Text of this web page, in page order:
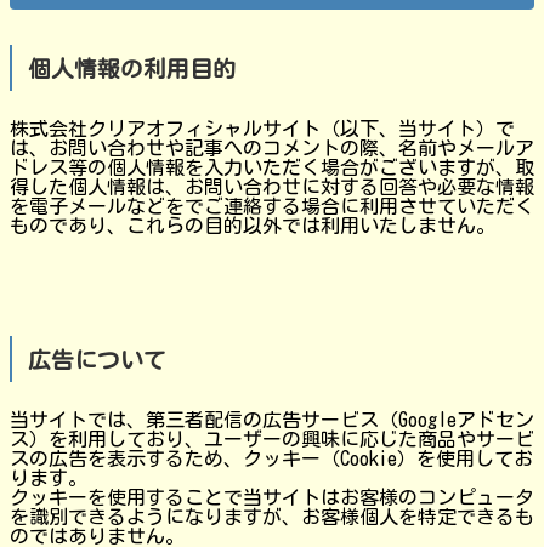
個人情報の利用目的
株式会社クリアオフィシャルサイト（以下、当サイト）で
は、お問い合わせや記事へのコメントの際、名前やメールア
ドレス等の個人情報を入力いただく場合がございますが、取
得した個人情報は、お問い合わせに対する回答や必要な情報
を電子メールなどをでご連絡する場合に利用させていただく
ものであり、これらの目的以外では利用いたしません。
広告について
当サイトでは、第三者配信の広告サービス（Googleアドセン
ス）を利用しており、ユーザーの興味に応じた商品やサービ
スの広告を表示するため、クッキー（Cookie）を使用してお
ります。
クッキーを使用することで当サイトはお客様のコンピュータ
を識別できるようになりますが、お客様個人を特定できるも
のではありません。